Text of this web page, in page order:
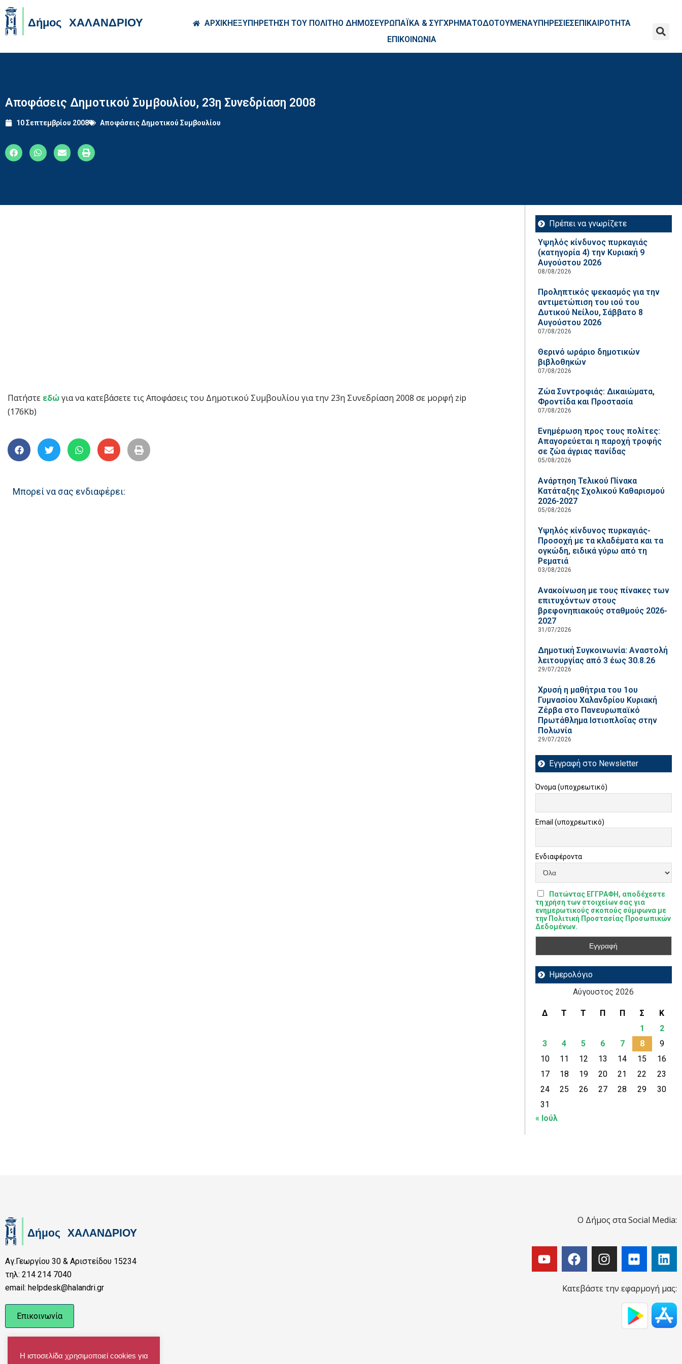
ΑΡΧΙΚΗΕΞΥΠΗΡΕΤΗΣΗ ΤΟΥ ΠΟΛΙΤΗΟ ΔΗΜΟΣΕΥΡΩΠΑΪΚΑ & ΣΥΓΧΡΗΜΑΤΟΔΟΤΟΥΜΕΝΑΥΠΗΡΕΣΙΕΣΕΠΙΚΑΙΡΟΤΗΤΑ
ΕΠΙΚΟΙΝΩΝΙΑ
Αποφάσεις Δημοτικού Συμβουλίου, 23η Συνεδρίαση 2008
10 Σεπτεμβρίου 2008 Αποφάσεις Δημοτικού Συμβουλίου
Πατήστε εδώγια να κατεβάσετε τις Αποφάσεις του Δημοτικού Συμβουλίου για την 23η Συνεδρίαση 2008 σε μορφή zip
(176Kb)
Μπορεί να σας ενδιαφέρει:
Πρέπει να γνωρίζετε
Υψηλός κίνδυνος πυρκαγιάς
(κατηγορία 4) την Κυριακή 9
Αυγούστου 2026
08/08/2026
Προληπτικός ψεκασμός για την
αντιμετώπιση του ιού του
Δυτικού Νείλου, Σάββατο 8
Αυγούστου 2026
07/08/2026
Θερινό ωράριο δημοτικών
βιβλοθηκών
07/08/2026
Ζώα Συντροφιάς: Δικαιώματα,
Φροντίδα και Προστασία
07/08/2026
Ενημέρωση προς τους πολίτες:
Απαγορεύεται η παροχή τροφής
σε ζώα άγριας πανίδας
05/08/2026
Ανάρτηση Τελικού Πίνακα
Κατάταξης Σχολικού Καθαρισμού
2026-2027
05/08/2026
Υψηλός κίνδυνος πυρκαγιάς-
Προσοχή με τα κλαδέματα και τα
ογκώδη, ειδικά γύρω από τη
Ρεματιά
03/08/2026
Ανακοίνωση με τους πίνακες των
επιτυχόντων στους
βρεφονηπιακούς σταθμούς 2026-
2027
31/07/2026
Δημοτική Συγκοινωνία: Αναστολή
λειτουργίας από 3 έως 30.8.26
29/07/2026
Χρυσή η μαθήτρια του 1ου
Γυμνασίου Χαλανδρίου Κυριακή
Ζέρβα στο Πανευρωπαϊκό
Πρωτάθλημα Ιστιοπλοΐας στην
Πολωνία
29/07/2026
Εγγραφή στο Newsletter
Όνομα (υποχρεωτικό)
Email (υποχρεωτικό)
Ενδιαφέροντα
Πατώντας ΕΓΓΡΑΦΗ, αποδέχεστε
τη χρήση των στοιχείων σας για
ενημερωτικούς σκοπούς σύμφωνα με
την Πολιτική Προστασίας Προσωπικών
Δεδομένων.
Ημερολόγιο
Αύγουστος 2026
Δ Τ Τ Π Π Σ
Κ
1
2
3
4 5 6 7 8
9
10
11 12 13 14 15
16
17
18 19 20 21 22
23
24
25 26 27 28 29
30
31
« Ιούλ
Αγ.Γεωργίου 30 & Αριστείδου 15234
τηλ: 214 214 7040
email: helpdesk@halandri.gr
Επικοινωνία
Ο Δήμος στα Social Media:
Κατεβάστε την εφαρμογή μας:
Η ιστοσελίδα χρησιμοποιεί cookies για